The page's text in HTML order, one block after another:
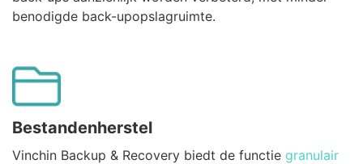
benodigde back-upopslagruimte.
Bestandenherstel
Vinchin Backup & Recovery biedt de functie granulair